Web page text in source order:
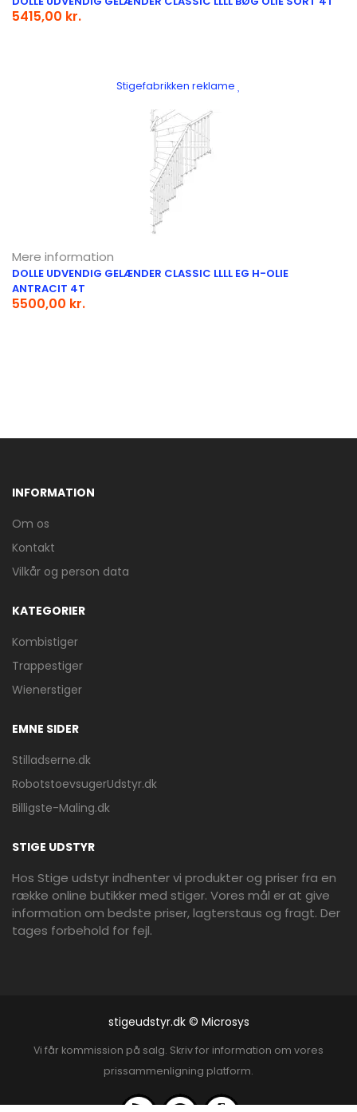
5415,00 kr.
Stigefabrikken reklame
Mere information
DOLLE UDVENDIG GELÆNDER CLASSIC LLLL EG H-OLIE
ANTRACIT 4T
5500,00 kr.
INFORMATION
Om os
Kontakt
Vilkår og person data
KATEGORIER
Kombistiger
Trappestiger
Wienerstiger
EMNE SIDER
Stilladserne.dk
RobotstoevsugerUdstyr.dk
Billigste-Maling.dk
STIGE UDSTYR
Hos Stige udstyr indhenter vi produkter og priser fra en
række online butikker med stiger. Vores mål er at give
information om bedste priser, lagterstaus og fragt. Der
tages forbehold for fejl.
stigeudstyr.dk © Microsys
Vi får kommission på salg. Skriv for information om vores
prissammenligning platform.